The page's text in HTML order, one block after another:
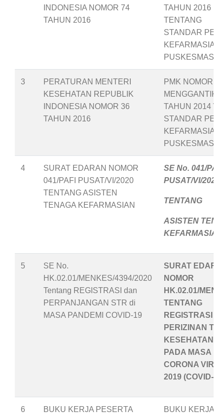
INDONESIA NOMOR 74
TAHUN 2016
TAHUN 2016
TENTANG
STANDAR
PUSKESMAS
3
PERATURAN MENTERI
KESEHATAN REPUBLIK
INDONESIA NOMOR 36
TAHUN 2016
PMK NOMOR
TAHUN 2014
STANDAR
PUSKESMAS
4
SURAT EDARAN NOMOR
041/PAFI PUSAT/VI/2020
TENTANG ASISTEN
TENAGA KEFARMASIAN
SE No. 041/
PUSAT/VI/2020
TENTANG
ASISTEN
5
SE No.
HK.02.01/MENKES/4394/2020
Tentang REGISTRASI dan
PERPANJANGAN STR di
MASA PANDEMI COVID-19
SURAT
NOMOR
HK.02.01/
TENTANG
REGISTRASI
PERIZINAN
KESEHATAN
PADA MASA
CORONA
2019 (COVID-
6
BUKU KERJA PESERTA
BUKU KERJA